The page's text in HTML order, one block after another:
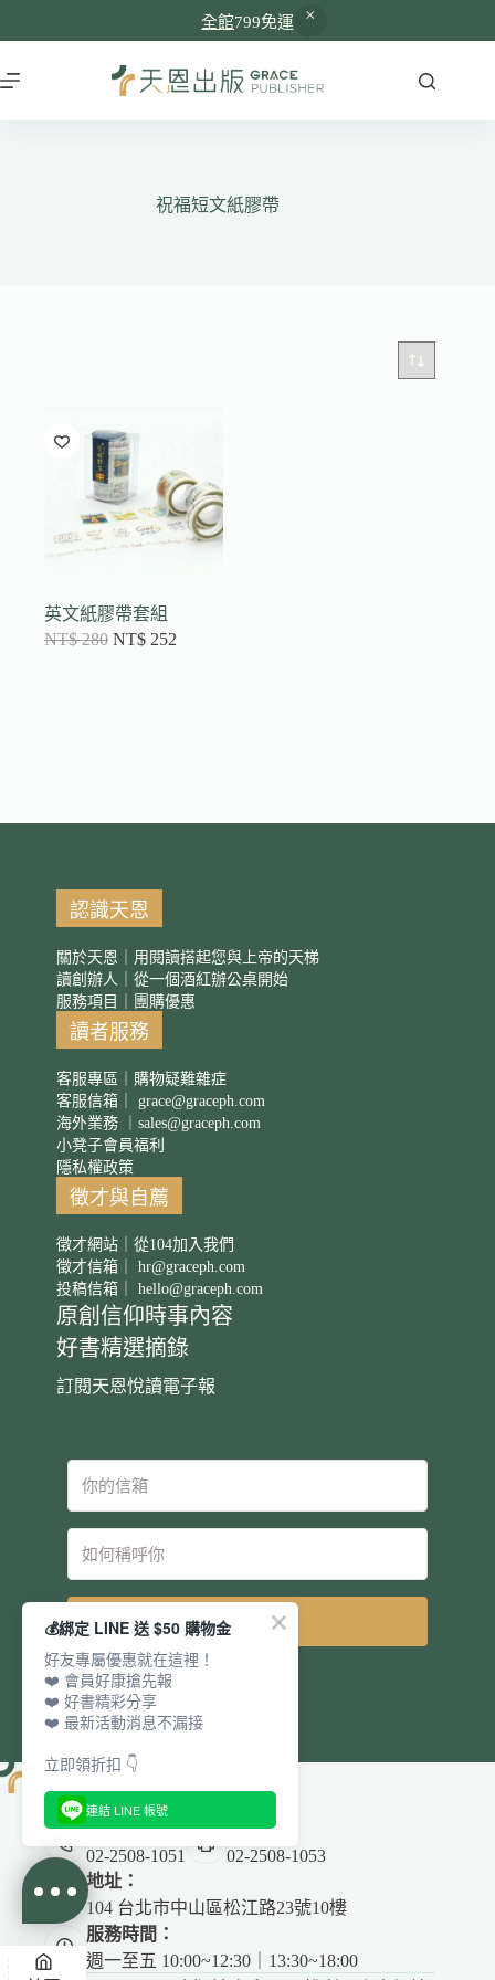
全館799免運
至
祝福短文紙膠帶
英文紙膠帶套組
NT$280 NT$ 252
認識天恩
關於天恩｜用閱讀搭起您與上帝的天梯
讀創辦人｜從一個酒紅辦公桌開始
服務項目｜團購優惠
讀者服務
客服專區｜購物疑難雜症
客服信箱｜ grace@graceph.com
海外業務 ｜ sales@graceph.com
小凳子會員福利
隱私權政策
徵才與自薦
徵才網站｜從104加入我們
徵才信箱｜ hr@graceph.com
投稿信箱｜ hello@graceph.com
原創信仰時事內容
好書精選摘錄
訂閱天恩悅讀電子報
立即訂閱
電話：
02-2508-1051
傳真：
02-2508-1053
地址：
104 台北市中山區松江路23號10樓
服務時間：
週一至五 10:00~12:30｜13:30~18:00
💰綁定 LINE 送 $50 購物金
好友專屬優惠就在這裡！
❤️ 會員好康搶先報
❤️ 好書精彩分享
❤️ 最新活動消息不漏接
立即領折扣 👇
連結 LINE 帳號